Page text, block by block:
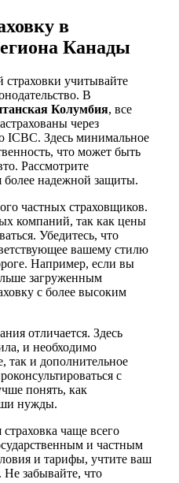
в
Канады
учитывайте
В
Колумбия, все
через
ICBC. Здесь минимальное
что может быть
Рассмотрите
надежной защиты.
частных страховщиков.
компаний, так как цены
Убедитесь, что
вашему стилю
Например, если вы
загруженным
с более высоким
отличается. Здесь
и необходимо
так и дополнительное
с
понять, как
нужды.
чаще всего
и частным
и тарифы, учтите ваш
Не забывайте, что